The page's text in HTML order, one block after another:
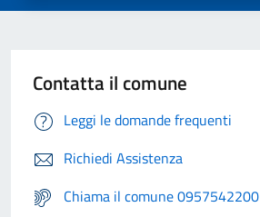
Contatta il comune
Leggi le domande frequenti
Richiedi Assistenza
Chiama il comune 0957542200